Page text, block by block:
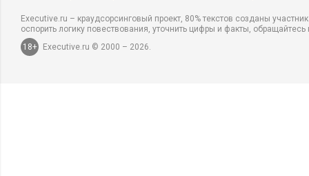
Executive.ru – краудсорсинговый проект, 80% текстов созданы
оспорить логику повествования, уточнить цифры и факты,
18+
Executive.ru © 2000 – 2026.